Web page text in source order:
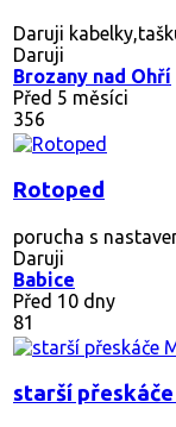
Daruji
Daruji
Brozany nad Ohří
Před 5 měsíci
356
Rotoped
porucha s
Daruji
Babice
Před 10 dny
81
starší